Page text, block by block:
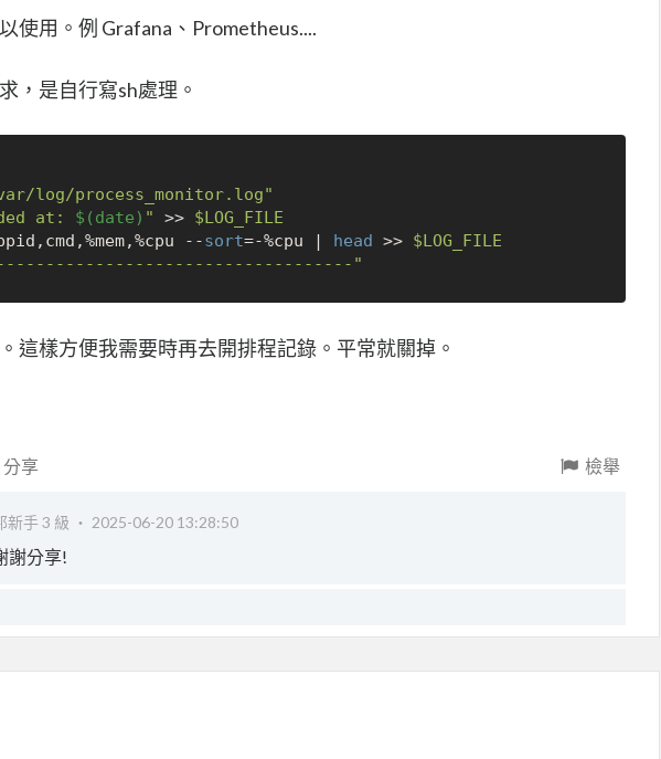
使用。例 Grafana、Prometheus....
，是自行寫sh處理。
log/process_monitor.log"
at: $(date) " >> $LOG_FILE
--sort=-%cpu | head >> $LOG_FILE
"
這樣方便我需要時再去開排程記錄。平常就關掉。
分享 檢舉
新手 3 級 ‧ 2025-06-20 13:28:50
謝分享!